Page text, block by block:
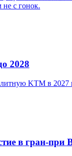
не с гонок.
2028
KTM в
в гран-при